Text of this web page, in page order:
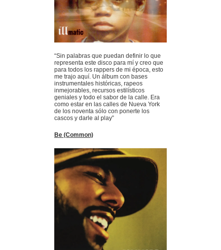
“Sin palabras que puedan definir lo que
representa este disco para mí y creo que
para todos los rappers de mi época, esto
me trajo aquí. Un álbum con bases
instrumentales históricas, rapeos
inmejorables, recursos estilísticos
geniales y todo el sabor de la calle. Era
como estar en las calles de Nueva York
de los noventa sólo con ponerte los
cascos y darle al play”
Be (Common)